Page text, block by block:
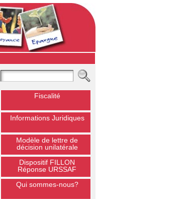
Fiscalité
Informations Juridiques
Modèle de lettre de
décision unilatérale
Dispositif FILLON
Réponse URSSAF
Qui sommes-nous?